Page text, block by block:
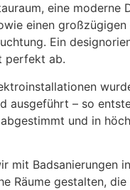
eine moderne
einen großzügigen
Ein
perfekt ab.
ausgeführt – so
und in
mit Badsanierungen
Räume gestalten,